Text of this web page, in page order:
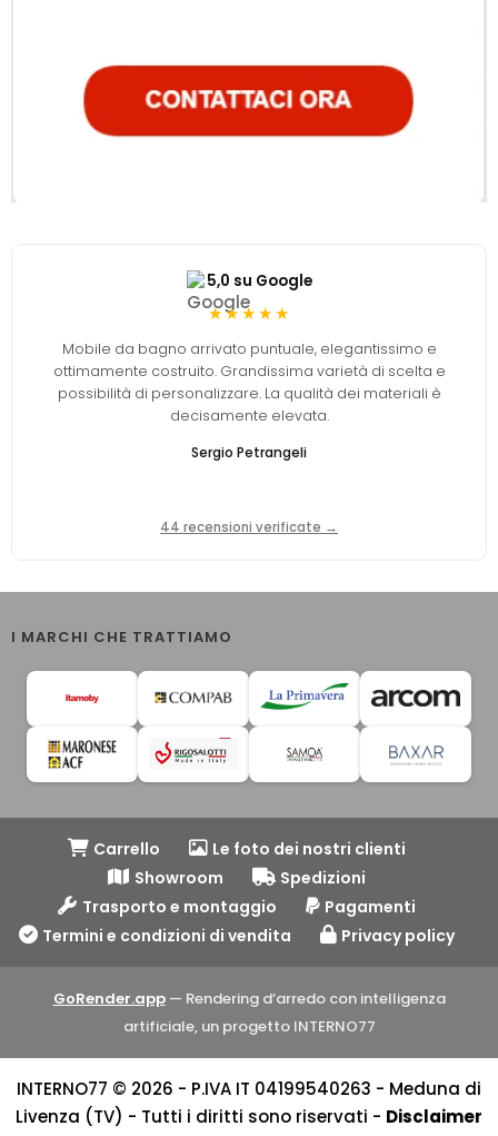
5,0 su Google
★★★★★
Mobile da bagno arrivato puntuale, elegantissimo e
ottimamente costruito. Grandissima varietà di scelta e
possibilità di personalizzare. La qualità dei materiali è
decisamente elevata.
Sergio Petrangeli
44 recensioni verificate →
I MARCHI CHE TRATTIAMO
Carrello
Le foto dei nostri clienti
Showroom
Spedizioni
Trasporto e montaggio
Pagamenti
Termini e condizioni di vendita
Privacy policy
GoRender.app— Rendering d’arredo con intelligenza
artificiale, un progetto INTERNO77
INTERNO77 © 2026 - P.IVA IT 04199540263 - Meduna di
Livenza (TV) - Tutti i diritti sono riservati - Disclaimer